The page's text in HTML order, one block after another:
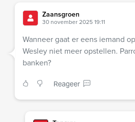
Zaansgroen
30 november 2025 19:11
Wanneer gaat er eens iemand
Wesley niet meer opstellen.
banken?
Reageer